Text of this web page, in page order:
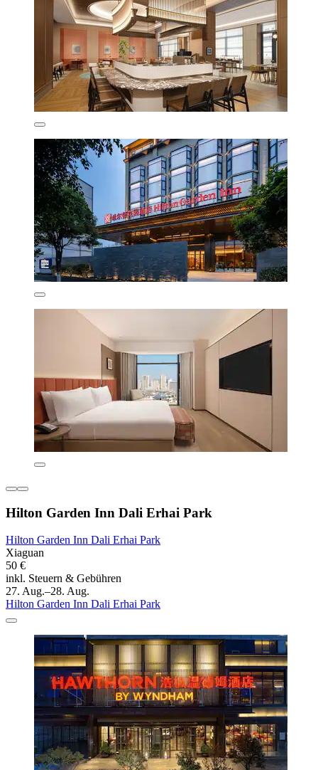
Hilton Garden Inn Dali Erhai Park
Hilton Garden Inn Dali Erhai Park
Xiaguan
50 €
inkl. Steuern & Gebühren
27. Aug.–28. Aug.
Hilton Garden Inn Dali Erhai Park